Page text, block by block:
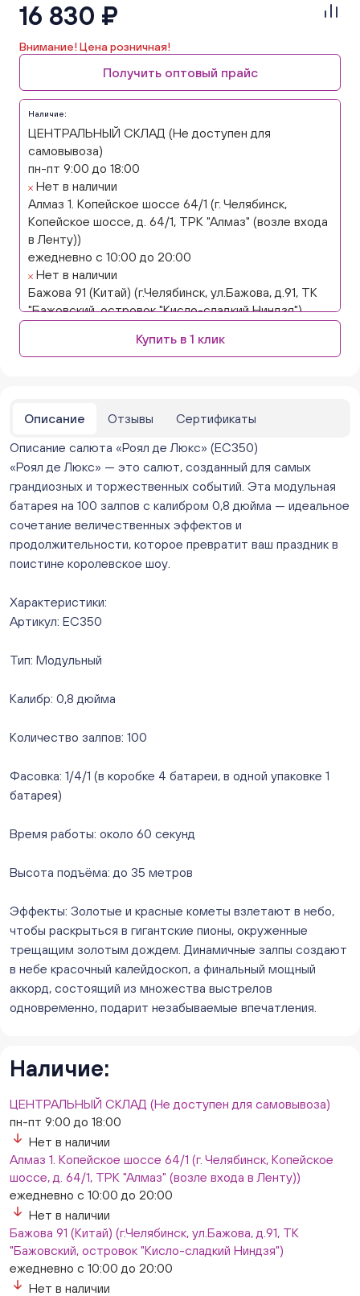
16 830 ₽
Внимание! Цена розничная!
Получить оптовый прайс
Наличие:
ЦЕНТРАЛЬНЫЙ СКЛАД (Не доступен для
самовывоза)
пн-пт 9:00 до 18:00
Нет в наличии
Алмаз 1. Копейское шоссе 64/1 (г. Челябинск,
Копейское шоссе, д. 64/1, ТРК "Алмаз" (возле входа
в Ленту))
ежедневно с 10:00 до 20:00
Нет в наличии
Бажова 91 (Китай) (г.Челябинск, ул.Бажова, д.91, ТК
"Бажовский, островок "Кисло-сладкий Ниндзя")
Нет в наличии
ежедневно с 10:00 до 20:00
Нет в наличии
Краснопольский 13г (Цветы) (Краснопольский, 13Г)
ежедневно с 10:00 до 20:00
Нет в наличии
Молния Зоопарк - Труда,166 (ул. Труда,166/5)
Нет в наличии
Черкасская, д.17/1, за ТК "Невский")
ежедневно с 10:00 до 20:00
Овчинникова, д 12 (Челябинск, улица Овчинникова,
ежедневно с 10:00 до 20:00
Слава. Копейск, пр.Славы 8/1 (Копейск, пр. Славы
ежедневно с 10:00 до 20:00
Нет в наличии
Слон. Миасс, Автозаводцев (ТК Слон, г. Миасс)
Сталеваров 5(ЦВЕТЫ) (г. Челябинск, ул. Сталеваров
ежедневно с 10:00 до 20:00
Купить в 1 клик
Описание Отзывы
Сертификаты
Описание салюта «Роял де Люкс» (ЕС350)
«Роял де Люкс» — это салют, созданный для самых
грандиозных и торжественных событий. Эта модульная
батарея на 100 залпов с калибром 0,8 дюйма — идеальное
сочетание величественных эффектов и
продолжительности, которое превратит ваш праздник в
поистине королевское шоу.
Характеристики:
Артикул: ЕС350
Тип: Модульный
Калибр: 0,8 дюйма
Количество залпов: 100
Фасовка: 1/4/1 (в коробке 4 батареи, в одной упаковке 1
батарея)
Время работы: около 60 секунд
Высота подъёма: до 35 метров
Эффекты: Золотые и красные кометы взлетают в небо,
чтобы раскрыться в гигантские пионы, окруженные
трещащим золотым дождем. Динамичные залпы создают
в небе красочный калейдоскоп, а финальный мощный
аккорд, состоящий из множества выстрелов
одновременно, подарит незабываемые впечатления.
Наличие:
ЦЕНТРАЛЬНЫЙ СКЛАД (Не доступен для самовывоза)
пн-пт 9:00 до 18:00
Нет в наличии
Алмаз 1. Копейское шоссе 64/1 (г. Челябинск, Копейское
шоссе, д. 64/1, ТРК "Алмаз" (возле входа в Ленту))
ежедневно с 10:00 до 20:00
Нет в наличии
Бажова 91 (Китай) (г.Челябинск, ул.Бажова, д.91, ТК
"Бажовский, островок "Кисло-сладкий Ниндзя")
ежедневно с 10:00 до 20:00
Нет в наличии